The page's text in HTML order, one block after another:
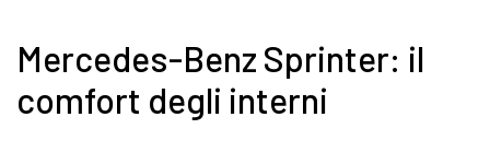
Mercedes-Benz Sprinter: il
comfort degli interni